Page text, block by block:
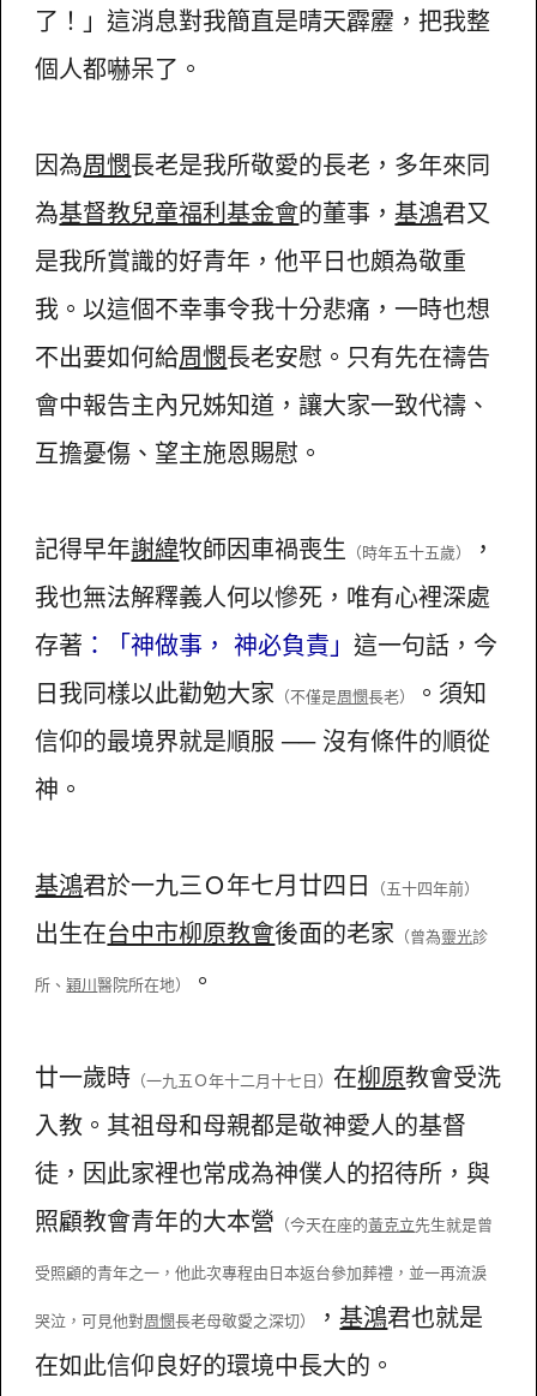
了！」這消息對我簡直是晴天霹靂，把我整
個人都嚇呆了。
因為周憫長老是我所敬愛的長老，多年來同
為基督教兒童福利基金會的董事， 基鴻君又
是我所賞識的好青年，他平日也頗為敬重
我。以這個不幸事令我十分悲痛，一時也想
不出要如何給周憫長老安慰。只有先在禱告
會中報告主內兄姊知道，讓大家一致代禱、
互擔憂傷、望主施恩賜慰。
記得早年謝緯牧師因車禍喪生 （時年五十五歲）
，
我也無法解釋義人何以慘死，唯有心裡深處
存著 ：「神做事， 神必負責」這一句話，今
日我同樣以此勸勉大家 （不僅是周憫長老）
。須知
信仰的最境界就是順服 ── 沒有條件的順從
神。
基鴻君於一九三Ｏ年七月廿四日 （五十四年前）
出生在台中市柳原教會後面的老家 （曾為靈光診
所、穎川醫院所在地） 。
廿一歲時 （一九五Ｏ年十二月十七日） 在柳原教會受洗
入教。其祖母和母親都是敬神愛人的基督
徒，因此家裡也常成為神僕人的招待所，與
照顧教會青年的大本營 （今天在座的黃克立先生就是曾
受照顧的青年之一，他此次專程由日本返台參加葬禮，並一再流淚
哭泣，可見他對周憫長老母敬愛之深切） ， 基鴻君也就是
在如此信仰良好的環境中長大的。